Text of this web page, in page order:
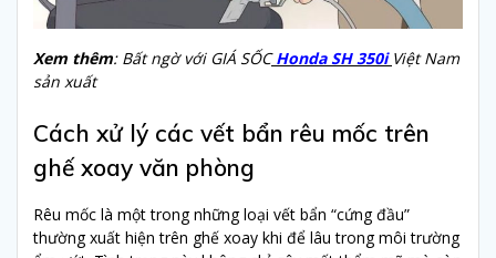
Xem thêm: Bất ngờ với GIÁ SỐCHonda SH 350i Việt Nam
sản xuất
Cách xử lý các vết bẩn rêu mốc trên
ghế xoay văn phòng
Rêu mốc là một trong những loại vết bẩn “cứng đầu”
thường xuất hiện trên ghế xoay khi để lâu trong môi trường